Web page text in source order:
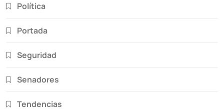
Política
Portada
Seguridad
Senadores
Tendencias